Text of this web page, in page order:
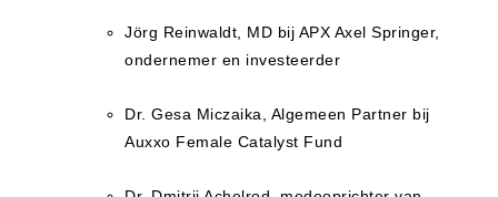
Jörg Reinwaldt, MD bij APX Axel Springer,
ondernemer en investeerder
Dr. Gesa Miczaika, Algemeen Partner bij
Auxxo Female Catalyst Fund